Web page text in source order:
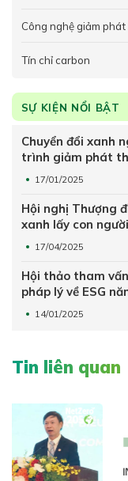
Công nghệ giảm
Tín chỉ carbon
SỰ KIỆN NỔI BẬT
Chuyển đổi xanh
trình giảm phát
17/01/2025
Hội nghị Thượng
xanh lấy con
17/04/2025
Hội thảo tham
pháp lý về ESG
độ thực hành
14/01/2025
Tin liên quan